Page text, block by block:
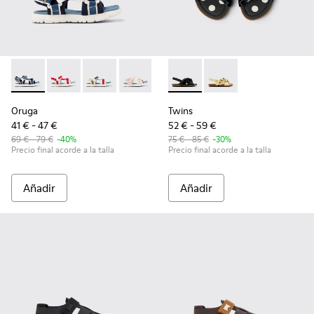
Oruga - K800686-002 - Sandalias de tejido y piel azules
Oruga - K800686-004 - Sandalias blancas y rojas
Oruga - K800686-003 - Sandalias de tejido
Oruga - K800686-001 - Sandalias de
Oruga
41 € - 47 €
69 € - 79 € -40%
Precio final acorde a la talla
Añadir
Twins - K800677-003 -
Twins - K800677-
Twins
52 € - 59 €
75 € - 85 € -30%
Precio final acorde a la talla
Añadir